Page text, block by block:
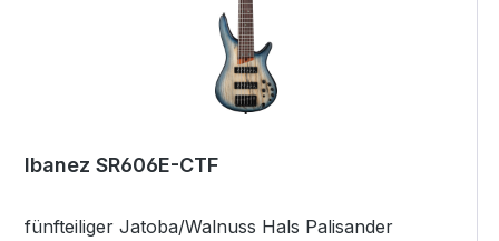
Hardware: Black PU Hals: Nordstrand Big Break
PU Brücke: Nordstrand Big Break Aktiver EQ:
Ibanez Custom Electronics 3-Band EQ Schaltung:
Lautstärke, Balancer, Bass, Middle, Treble Weitere
Stimmung ab Werk: 1G,2D,3A,4E,5B Empfohlenes
Ibanez SR606E-CTF
fünfteiliger Jatoba/Walnuss Hals Palisander